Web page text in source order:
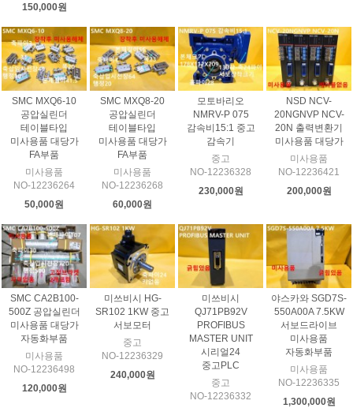
150,000원
SMC MXQ6-10
공압실린더
테이블타입
미사용품 대당가
FA부품
미사용품
NO-12236264
50,000원
SMC MXQ8-20
공압실린더
테이블타입
미사용품 대당가
FA부품
미사용품
NO-12236268
60,000원
모토바리오
NMRV-P 075
감속비15:1 중고
감속기
중고
NO-12236328
230,000원
NSD NCV-
20NGNVP NCV-
20N 출력변환기
미사용품 대당가
미사용품
NO-12236421
200,000원
SMC CA2B100-
500Z 공압실린더
미사용품 대당가
자동화부품
미사용품
NO-12236498
120,000원
미쓰비시 HG-
SR102 1KW 중고
서보모터
중고
NO-12236329
240,000원
미쓰비시
QJ71PB92V
PROFIBUS
MASTER UNIT
시리얼24
중고PLC
중고
NO-12236332
야스카와 SGD7S-
550A00A 7.5KW
서보드라이브
미사용품
자동화부품
미사용품
NO-12236335
1,300,000원